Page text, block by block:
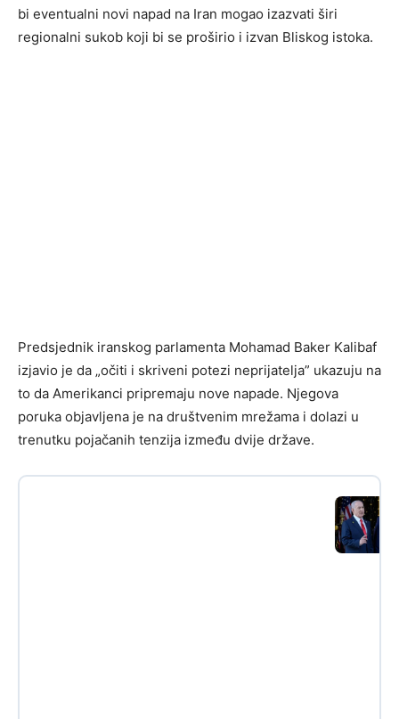
bi eventualni novi napad na Iran mogao izazvati širi
regionalni sukob koji bi se proširio i izvan Bliskog istoka.
Predsjednik iranskog parlamenta Mohamad Baker Kalibaf
izjavio je da „očiti i skriveni potezi neprijatelja” ukazuju na
to da Amerikanci pripremaju nove napade. Njegova
poruka objavljena je na društvenim mrežama i dolazi u
trenutku pojačanih tenzija između dvije države.